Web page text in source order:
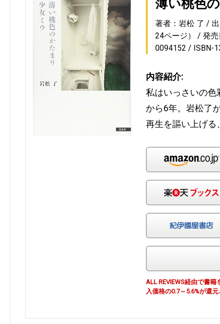
薄い桃色
著者：岩松 了
24ページ）
発
0094152
ISBN-
内容紹介:
私はいっさいの
から6年。岩松了
再生を謳い上げる
ALL REVIEWS経由で書
入価格の0.7～5.6%が還